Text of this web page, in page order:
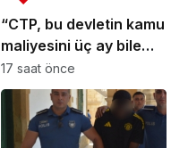
“CTP, bu devletin kamu
maliyesini üç ay bile
yönetemez”
17 saat önce